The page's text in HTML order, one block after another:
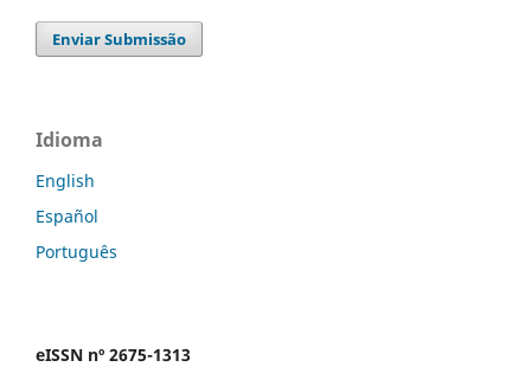
Enviar Submissão
Idioma
English
Español
Português
eISSN nº 2675-1313